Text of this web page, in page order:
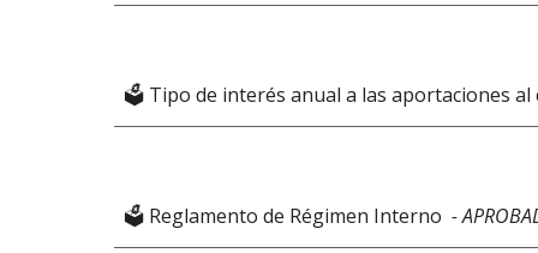
🗳️ Tipo de interés anual a las aportaciones
🗳️ Reglamento de Régimen Interno -